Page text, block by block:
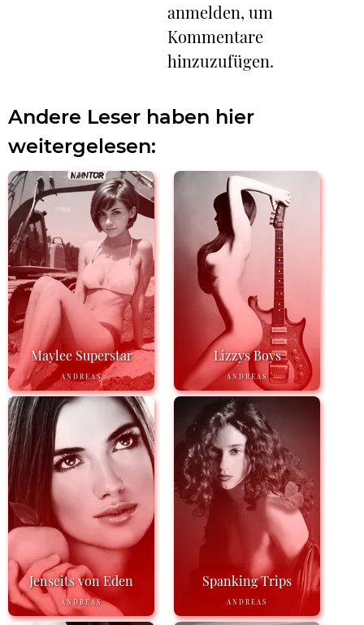
anmelden, um
Kommentare
hinzuzufügen.
Andere Leser haben hier
weitergelesen:
Maylee Superstar
ANDREAS
Lizzys Boys
ANDREAS
Jenseits von Eden
ANDREAS
Spanking Trips
ANDREAS